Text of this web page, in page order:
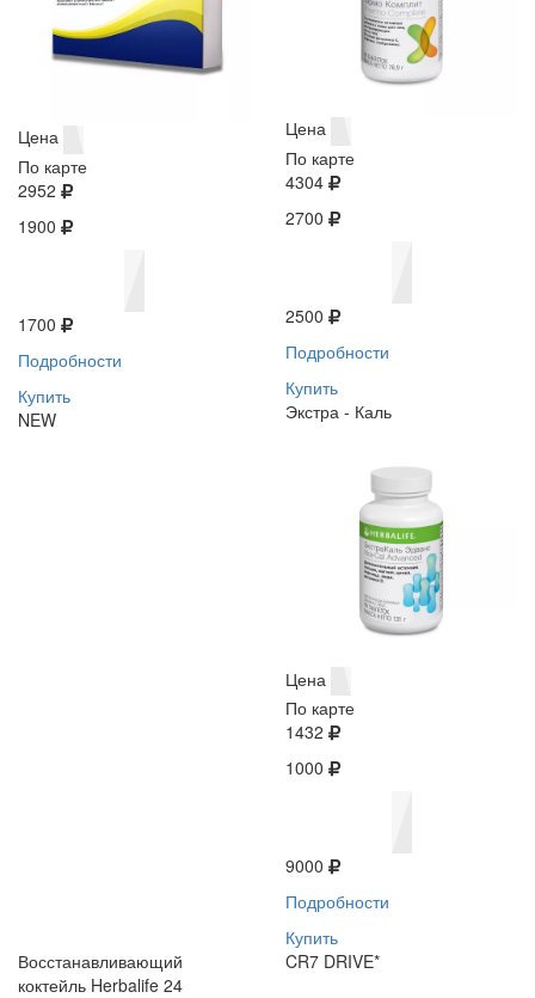
Цена
По карте
2952
1900
1700
Подробности
Купить
NEW
Цена
По карте
4304
2700
2500
Подробности
Купить
Экстра - Каль
Цена
По карте
1432
1000
9000
Подробности
Купить
Восстанавливающий
коктейль Herbalife 24
CR7 DRIVE*